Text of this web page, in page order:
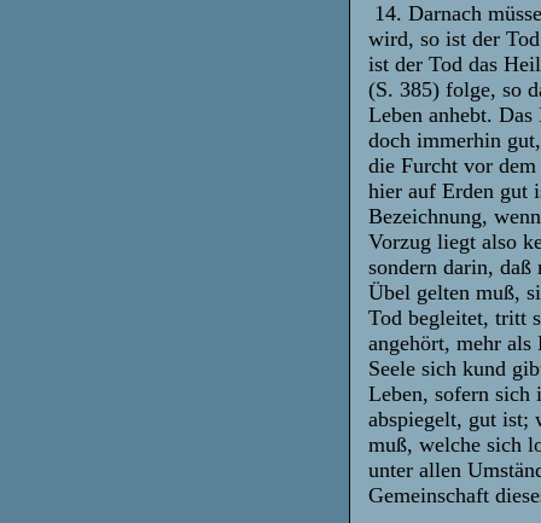
14. Darnach
wird, so ist der
ist der Tod das
(S. 385) folge, so
Leben anhebt.
doch immerhin
die Furcht vor
hier auf Erden gut
Bezeichnung,
Vorzug liegt also
sondern darin, daß
Übel gelten muß,
Tod begleitet, tritt
angehört, mehr
Seele sich kund
Leben, sofern sich
abspiegelt, gut ist;
muß, welche sich
unter allen
Gemeinschaft